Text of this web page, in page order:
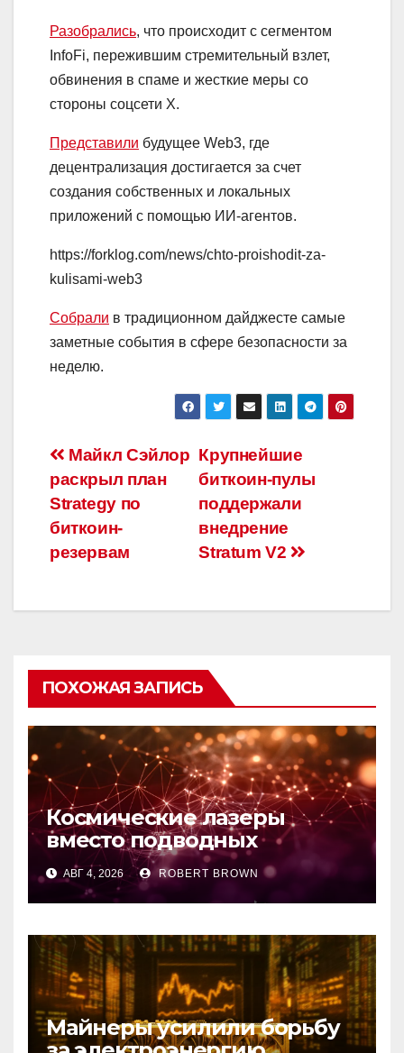
Разобрались, что происходит с сегментом
InfoFi, пережившим стремительный взлет,
обвинения в спаме и жесткие меры со
стороны соцсети X.
Представили будущее Web3, где
децентрализация достигается за счет
создания собственных и локальных
приложений с помощью ИИ-агентов.
https://forklog.com/news/chto-proishodit-za-
kulisami-web3
Собрали в традиционном дайджесте самые
заметные события в сфере безопасности за
неделю.
Навигация
по
записям
Крупнейшие
биткоин-пулы
поддержали
внедрение
Stratum V2
Майкл Сэйлор
раскрыл план
Strategy по
биткоин-
резервам
ПОХОЖАЯ ЗАПИСЬ
Космические лазеры
вместо подводных
кабелей: стартап EON
привлек $10,75 млн
АВГ 4, 2026 ROBERT BROWN
Майнеры усилили борьбу